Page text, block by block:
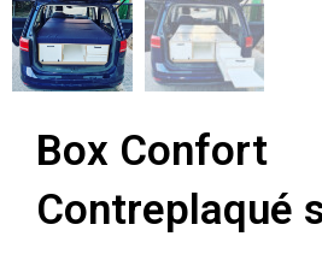
Box Confort
Contreplaqué